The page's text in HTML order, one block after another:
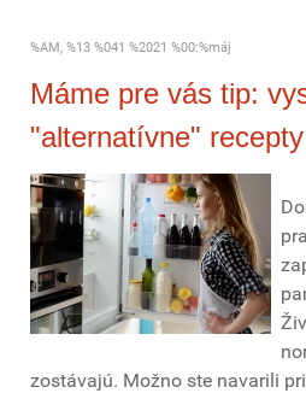
%AM, %13 %041 %2021 %00:%máj
Máme pre vás tip:
"alternatívne" recepty
zostávajú. Možno ste navarili